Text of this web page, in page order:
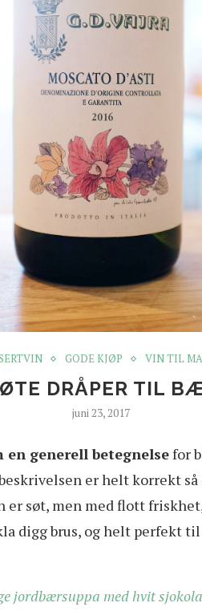
GODE KJØP VIN TIL
DRÅPER TIL
juni 23, 2017
en generell betegnelsefor
er helt korrekt så
er søt, men med flott
digg brus, og helt perfekt
jordbærsuppa med hvit